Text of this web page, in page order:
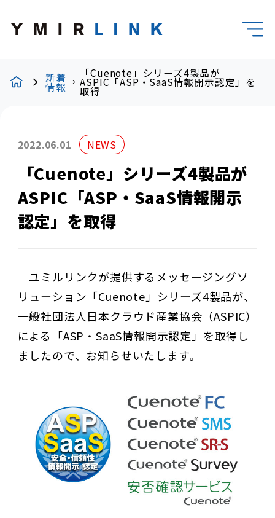
新着
情報
「Cuenote」シリーズ4製品が
ASPIC「ASP・SaaS情報開示認定」を
取得
2022.06.01 NEWS
「Cuenote」シリーズ4製品が
ASPIC「ASP・SaaS情報開示
認定」を取得
ユミルリンクが提供するメッセージングソ
リューション「Cuenote」シリーズ4製品が、
一般社団法人日本クラウド産業協会（ASPIC）
による「ASP・SaaS情報開示認定」を取得し
ましたので、お知らせいたします。